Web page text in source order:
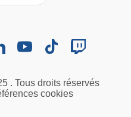
. Tous droits réservés
cookies